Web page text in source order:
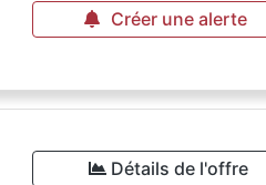
Créer une alerte
Détails de l'offre